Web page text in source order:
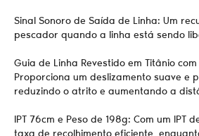
Sinal Sonoro de Saída de Linha: Um
pescador quando a linha está sendo
Guia de Linha Revestido em Titânio
Proporciona um deslizamento suave e
reduzindo o atrito e aumentando a
IPT 76cm e Peso de 198g: Com um IPT
taxa de recolhimento eficiente,